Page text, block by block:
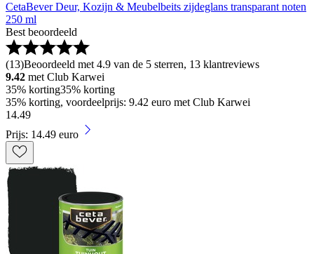
CetaBever Deur, Kozijn & Meubelbeits zijdeglans transparant noten
250 ml
Best beoordeeld
(13)Beoordeeld met 4.9 van de 5 sterren, 13 klantreviews
9.42 met Club Karwei
35% korting35% korting
35% korting, voordeelprijs: 9.42 euro met Club Karwei
14.49
Prijs: 14.49 euro